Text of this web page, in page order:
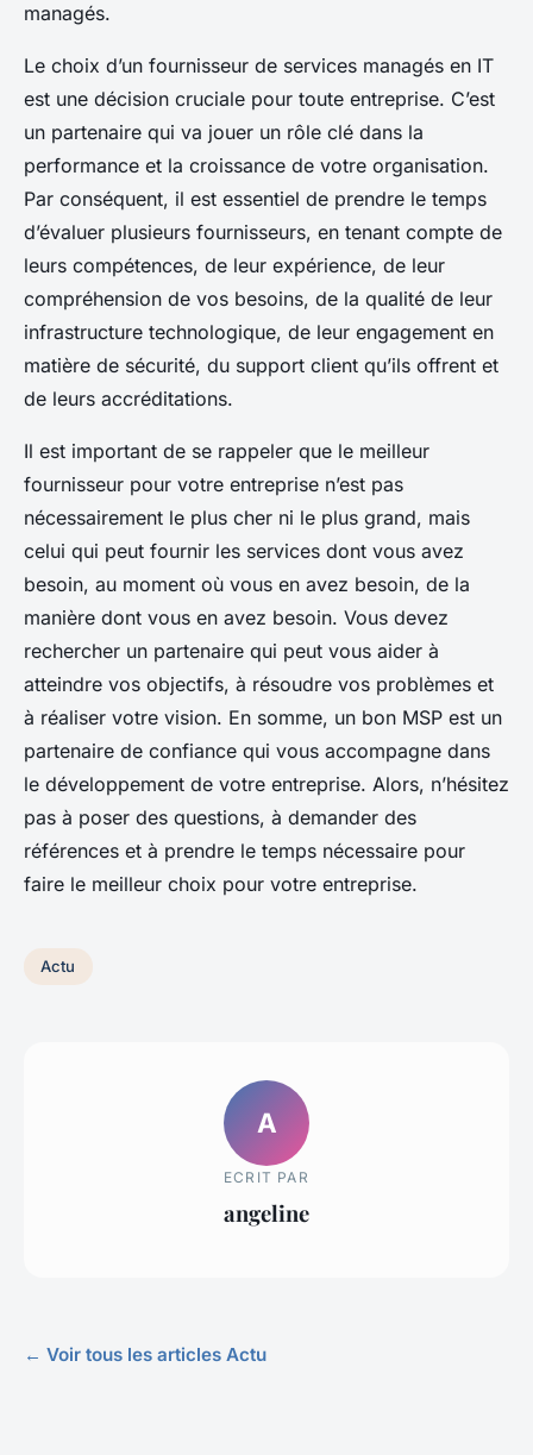
managés.
Le choix d’un fournisseur de services managés en IT
est une décision cruciale pour toute entreprise. C’est
un partenaire qui va jouer un rôle clé dans la
performance et la croissance de votre organisation.
Par conséquent, il est essentiel de prendre le temps
d’évaluer plusieurs fournisseurs, en tenant compte de
leurs compétences, de leur expérience, de leur
compréhension de vos besoins, de la qualité de leur
infrastructure technologique, de leur engagement en
matière de sécurité, du support client qu’ils offrent et
de leurs accréditations.
Il est important de se rappeler que le meilleur
fournisseur pour votre entreprise n’est pas
nécessairement le plus cher ni le plus grand, mais
celui qui peut fournir les services dont vous avez
besoin, au moment où vous en avez besoin, de la
manière dont vous en avez besoin. Vous devez
rechercher un partenaire qui peut vous aider à
atteindre vos objectifs, à résoudre vos problèmes et
à réaliser votre vision. En somme, un bon MSP est un
partenaire de confiance qui vous accompagne dans
le développement de votre entreprise. Alors, n’hésitez
pas à poser des questions, à demander des
références et à prendre le temps nécessaire pour
faire le meilleur choix pour votre entreprise.
Actu
A
ECRIT PAR
angeline
← Voir tous les articles Actu